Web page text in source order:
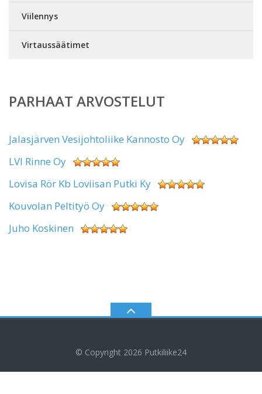
Viilennys
Virtaussäätimet
PARHAAT ARVOSTELUT
Jalasjärven Vesijohtoliike Kannosto Oy
LVI Rinne Oy
Lovisa Rör Kb Loviisan Putki Ky
Kouvolan Peltityö Oy
Juho Koskinen
© Copyright 2026 Putkiliike24